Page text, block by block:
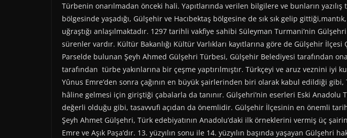
Türbenin onarılmadan önceki hali. Yapıtlarında verilen bilgilere ve bunların
bölgesinde yaşadığı, Gülşehir ve Hacıbektaş bölgesine de sık sık gelip
uğraştığı anlaşılmaktadır. 1297 tarihli vakfiye sahibi Süleyman Turmani’nin
sürenler vardır. Kültür Bakanlığı Kültür Varlıkları kayıtlarına göre de Gülşehir İlçesi
Parselde bulunan Şeyh Ahmed Gülşehri Türbesi, Gülşehir Belediyesi tarafından
tarafından türbe yakınlarına bir çeşme yaptırılmıştır. Türkçeyi ve aruz veznini iyi
Yûnus Emre’den sonra çağının en büyük şairlerinden biri olarak kabul edildiği
hâline gelmesi için giriştiği çabalarla da tanınır. Gülşehri’nin eserleri Eski Anadolu
değerli olduğu gibi, tasavvufi açıdan da önemlidir. Gülşehir İlçesinin en önemli
Şeyh Ahmet Gülşehri, Türk edebiyatının Anadolu’daki ilk örneklerini vermiş üç
Emre ve Aşık Paşa’dır. 13. yüzyılın sonu ile 14. yüzyılın başında yaşayan Gülşehri